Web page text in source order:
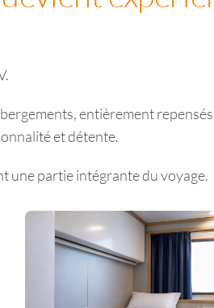
entièrement
et détente.
une partie intégrante du voyage.
réserve de votre consentement, nos
des annonces personnalisées. En
pourrez continuer à naviguer sans
Refuser